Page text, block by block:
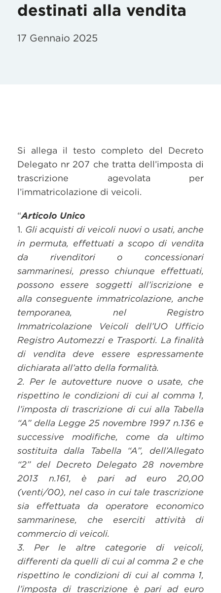
destinati alla vendita
17 Gennaio 2025
Si allega il testo completo del Decreto
Delegato nr 207 che tratta dell’imposta di
trascrizione agevolata per
l’immatricolazione di veicoli.
“Articolo Unico
1. Gli acquisti di veicoli nuovi o usati, anche
in permuta, effettuati a scopo di vendita
da rivenditori o concessionari
sammarinesi, presso chiunque effettuati,
possono essere soggetti all’iscrizione e
alla conseguente immatricolazione, anche
temporanea, nel Registro
Immatricolazione Veicoli dell’UO Ufficio
Registro Automezzi e Trasporti. La finalità
di vendita deve essere espressamente
dichiarata all’atto della formalità.
2. Per le autovetture nuove o usate, che
rispettino le condizioni di cui al comma 1,
l’imposta di trascrizione di cui alla Tabella
“A” della Legge 25 novembre 1997 n.136 e
successive modifiche, come da ultimo
sostituita dalla Tabella “A”, dell’Allegato
“2” del Decreto Delegato 28 novembre
2013 n.161, è pari ad euro 20,00
(venti/00), nel caso in cui tale trascrizione
sia effettuata da operatore economico
sammarinese, che eserciti attività di
commercio di veicoli.
3. Per le altre categorie di veicoli,
differenti da quelli di cui al comma 2 e che
rispettino le condizioni di cui al comma 1,
l’imposta di trascrizione è pari ad euro